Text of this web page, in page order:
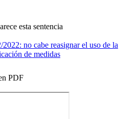
esta sentencia
no cabe reasignar el uso de la
de medidas
PDF